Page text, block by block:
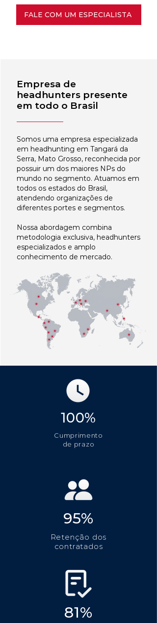
FALE COM UM ESPECIALISTA
Empresa de
headhunters presente
em todo o Brasil
Somos uma empresa especializada
em headhunting em Tangará da
Serra, Mato Grosso, reconhecida por
possuir um dos maiores NPs do
mundo no segmento. Atuamos em
todos os estados do Brasil,
atendendo organizações de
diferentes portes e segmentos.
Nossa abordagem combina
metodologia exclusiva, headhunters
especializados e amplo
conhecimento de mercado.
100%
Cumprimento
de prazo
95%
Retenção dos
contratados
81%